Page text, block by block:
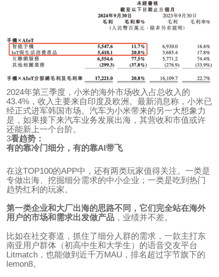
2024年第三季度，小米的海外市场收入占总收入的
43.4%，收入主要来自印度及欧洲。最新消息称，小米已
经正式进军韩国市场。汽车为小米带来的另一大想象力
是，如果接下来汽车业务发展出海，其营收和市值或许
还能新上一个台阶。
3看趋势：
有的靠冷门细分，有的靠AI带飞
在这TOP100的APP中，还有两类玩家值得关注。一类是
专做出海、挖掘细分需求的中小企业；一类是吃到热门
趋势红利的玩家。
第一类企业和大厂出海的思路不同，它们完全站在海外
用户的市场和需求出发做产品 ，业绩并不差。
比如在社交赛道，抓住了细分人群的需求，一款主打东
南亚用户群体（初高中生和大学生）的语音交友平台
Litmatch，也能做到近千万MAU，排名超过字节旗下的
lemon8。